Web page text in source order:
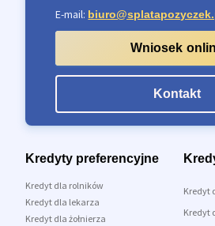
Kredyty preferencyjne
Kredyt dla rolników
Kredyt dla lekarza
Kredyt dla żołnierza
Kredyt
Kredyt
E-mail:
Wniosek
Kontakt